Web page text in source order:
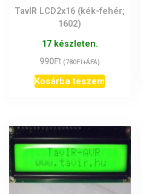
TavIR LCD2x16 (kék-fehér;
1602)
17 készleten.
990Ft (780Ft+ÁFA)
Kosárba teszem